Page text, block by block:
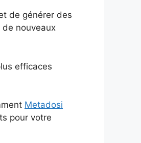
de générer des
nouveaux
efficaces
Metadosi
pour votre